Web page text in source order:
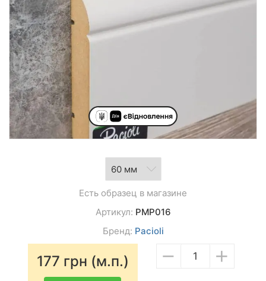
Есть образец в магазине
Артикул: PMP016
Бренд: Pacioli
177 грн (м.п.) − +